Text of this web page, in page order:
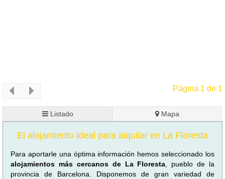
Página 1 de 1
Listado Mapa
El alojamiento ideal para alquilar en La Floresta
Para aportarle una óptima información hemos seleccionado los
alojamientos más cercanos de La Floresta , pueblo de la
provincia de Barcelona. Disponemos de gran variedad de